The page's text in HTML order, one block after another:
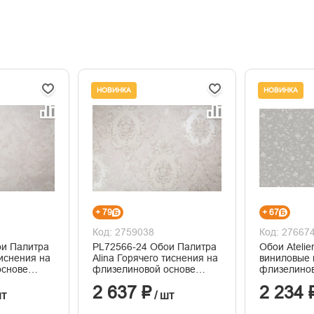
Палитра
на
НОВИНКА
+ 79
Код: 2759038
PL72566-24 Обои Палитра
Alina Горячего тиснения на
флизелиновой основе
2 637 ₽/ шт
НОВИНКА
+ 67
Код:
Обои
виниловые
1,06м*10м
2 234